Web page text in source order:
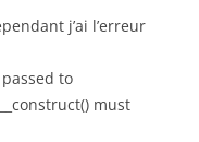
j’ai l’erreur
to
must